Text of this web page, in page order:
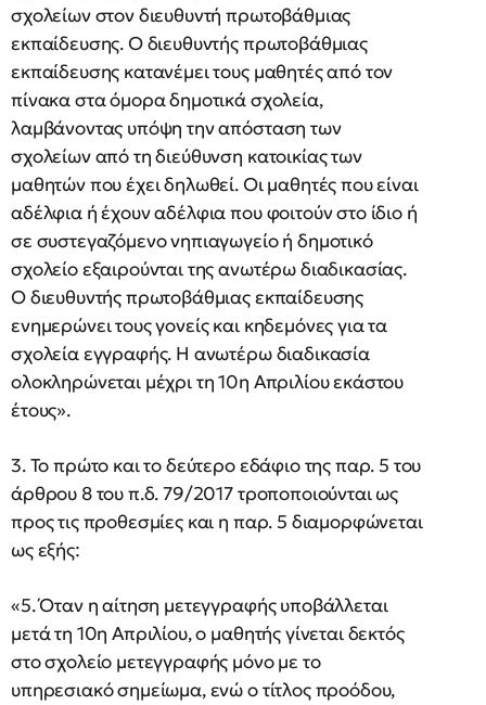
σχολείων στον διευθυντή πρωτοβάθμιας
εκπαίδευσης. Ο διευθυντής πρωτοβάθμιας
εκπαίδευσης κατανέμει τους μαθητές από τον
πίνακα στα όμορα δημοτικά σχολεία,
λαμβάνοντας υπόψη την απόσταση των
σχολείων από τη διεύθυνση κατοικίας των
μαθητών που έχει δηλωθεί. Οι μαθητές που είναι
αδέλφια ή έχουν αδέλφια που φοιτούν στο ίδιο ή
σε συστεγαζόμενο νηπιαγωγείο ή δημοτικό
σχολείο εξαιρούνται της ανωτέρω διαδικασίας.
Ο διευθυντής πρωτοβάθμιας εκπαίδευσης
ενημερώνει τους γονείς και κηδεμόνες για τα
σχολεία εγγραφής. Η ανωτέρω διαδικασία
ολοκληρώνεται μέχρι τη 10η Απριλίου εκάστου
έτους».
3. Το πρώτο και το δεύτερο εδάφιο της παρ. 5 του
άρθρου 8 του π.δ. 79/2017 τροποποιούνται ως
προς τις προθεσμίες και η παρ. 5 διαμορφώνεται
ως εξής:
«5. Όταν η αίτηση μετεγγραφής υποβάλλεται
μετά τη 10η Απριλίου, ο μαθητής γίνεται δεκτός
στο σχολείο μετεγγραφής μόνο με το
υπηρεσιακό σημείωμα, ενώ ο τίτλος προόδου,